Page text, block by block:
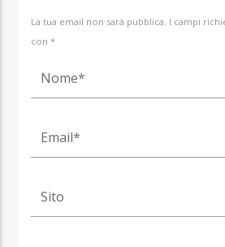
La tua email non sarà pubblica. I campi
con *